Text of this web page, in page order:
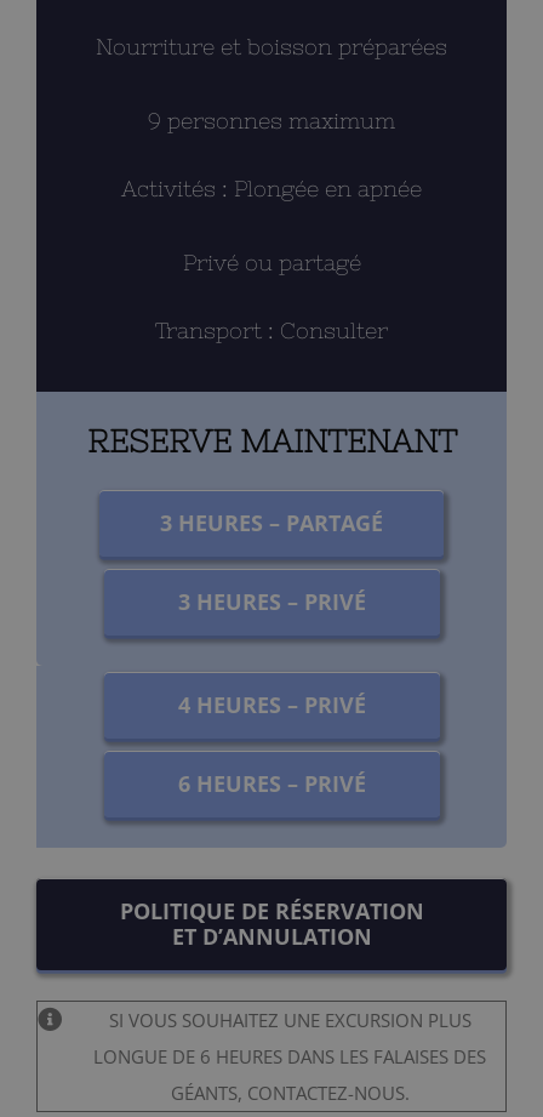
Nourriture et boisson préparées
9 personnes maximum
Activités : Plongée en apnée
Privé ou partagé
Transport : Consulter
RESERVE MAINTENANT
3 HEURES – PARTAGÉ
3 HEURES – PRIVÉ
4 HEURES – PRIVÉ
6 HEURES – PRIVÉ
POLITIQUE DE RÉSERVATION
ET D’ANNULATION
SI VOUS SOUHAITEZ UNE EXCURSION PLUS
LONGUE DE 6 HEURES DANS LES FALAISES DES
GÉANTS, CONTACTEZ-NOUS.